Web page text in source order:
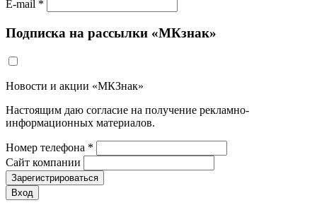
E-mail *
Подписка на рассылки «МКзнак»
Новости и акции «МКЗнак»
Настоящим даю согласие на получение рекламно-
информационных материалов.
Номер телефона *
Сайт компании
Зарегистрироваться
Вход